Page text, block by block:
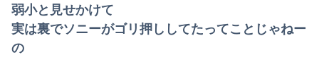
弱小と見せかけて
実は裏でソニーがゴリ押ししてたってことじゃねー
の